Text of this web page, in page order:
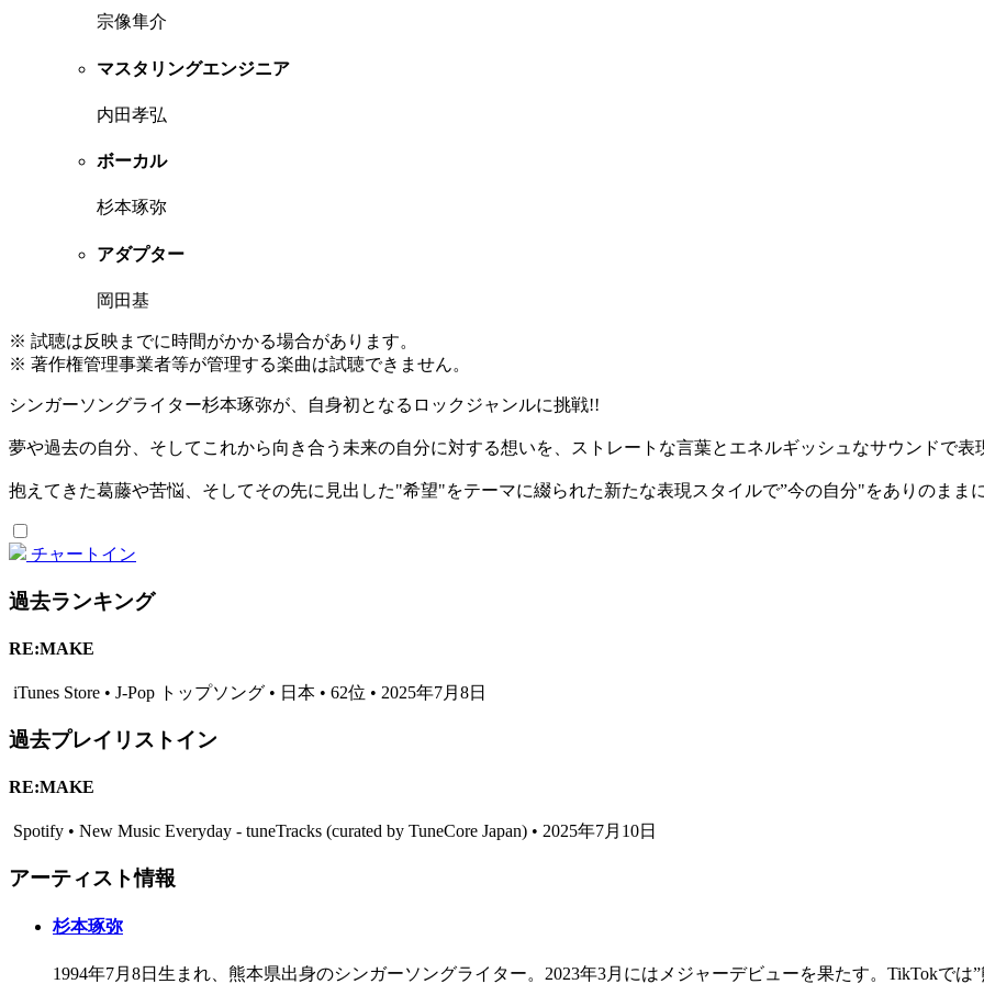
宗像隼介
マスタリングエンジニア
内田孝弘
ボーカル
杉本琢弥
アダプター
岡田基
※ 試聴は反映までに時間がかかる場合があります。
※ 著作権管理事業者等が管理する楽曲は試聴できません。
シンガーソングライター杉本琢弥が、自身初となるロックジャンルに挑戦!!
夢や過去の自分、そしてこれから向き合う未来の自分に対する想いを、ストレートな言葉とエネルギッシュなサウンドで表
抱えてきた葛藤や苦悩、そしてその先に見出した"希望"をテーマに綴られた新たな表現スタイルで”今の自分"をありのまま
チャートイン
過去ランキング
RE:MAKE
iTunes Store • J-Pop トップソング • 日本 • 62位 • 2025年7月8日
過去プレイリストイン
RE:MAKE
Spotify • New Music Everyday - tuneTracks (curated by TuneCore Japan) • 2025年7月10日
アーティスト情報
杉本琢弥
1994年7月8日生まれ、熊本県出身のシンガーソングライター。2023年3月にはメジャーデビューを果たす。TikTokで